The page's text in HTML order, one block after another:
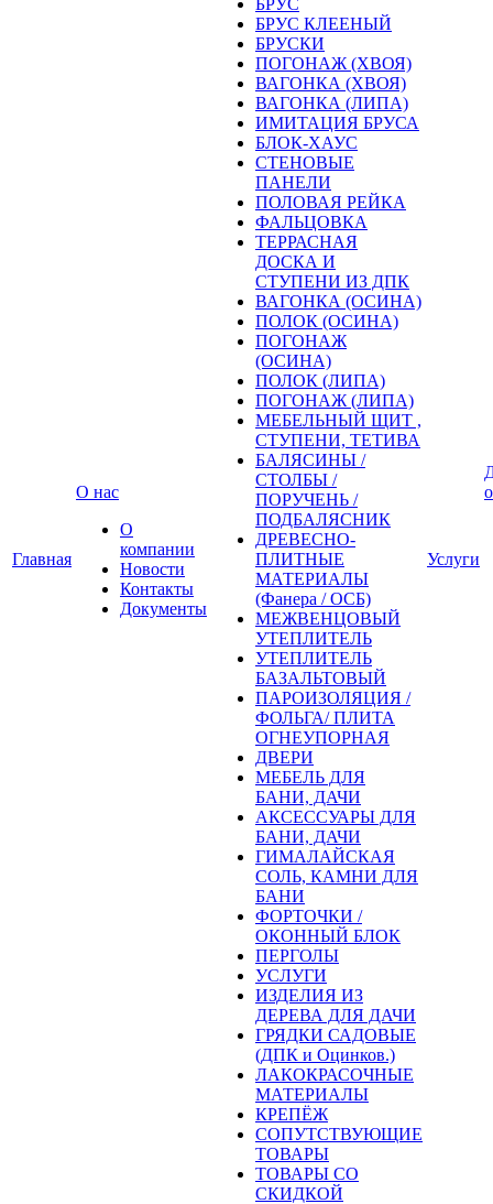
Главная
О нас
О
компании
Новости
Контакты
Документы
БРУС
БРУС КЛЕЕНЫЙ
БРУСКИ
ПОГОНАЖ (ХВОЯ)
ВАГОНКА (ХВОЯ)
ВАГОНКА (ЛИПА)
ИМИТАЦИЯ БРУСА
БЛОК-ХАУС
СТЕНОВЫЕ
ПАНЕЛИ
ПОЛОВАЯ РЕЙКА
ФАЛЬЦОВКА
ТЕРРАСНАЯ
ДОСКА И
СТУПЕНИ ИЗ ДПК
ВАГОНКА (ОСИНА)
ПОЛОК (ОСИНА)
ПОГОНАЖ
(ОСИНА)
ПОЛОК (ЛИПА)
ПОГОНАЖ (ЛИПА)
МЕБЕЛЬНЫЙ ЩИТ ,
СТУПЕНИ, ТЕТИВА
БАЛЯСИНЫ /
СТОЛБЫ /
ПОРУЧЕНЬ /
ПОДБАЛЯСНИК
ДРЕВЕСНО-
ПЛИТНЫЕ
МАТЕРИАЛЫ
(Фанера / ОСБ)
МЕЖВЕНЦОВЫЙ
УТЕПЛИТЕЛЬ
УТЕПЛИТЕЛЬ
БАЗАЛЬТОВЫЙ
ПАРОИЗОЛЯЦИЯ /
ФОЛЬГА/ ПЛИТА
ОГНЕУПОРНАЯ
ДВЕРИ
МЕБЕЛЬ ДЛЯ
БАНИ, ДАЧИ
АКСЕССУАРЫ ДЛЯ
БАНИ, ДАЧИ
ГИМАЛАЙСКАЯ
СОЛЬ, КАМНИ ДЛЯ
БАНИ
ФОРТОЧКИ /
ОКОННЫЙ БЛОК
ПЕРГОЛЫ
УСЛУГИ
ИЗДЕЛИЯ ИЗ
ДЕРЕВА ДЛЯ ДАЧИ
ГРЯДКИ САДОВЫЕ
(ДПК и Оцинков.)
ЛАКОКРАСОЧНЫЕ
МАТЕРИАЛЫ
КРЕПЁЖ
СОПУТСТВУЮЩИЕ
ТОВАРЫ
ТОВАРЫ СО
СКИДКОЙ
Услуги